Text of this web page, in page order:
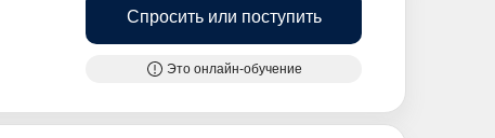
Спросить или поступить
Это онлайн-обучение